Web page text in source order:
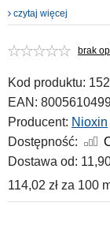
czytaj więcej
brak
Kod produktu:
EAN:
Producent: Nioxin
Dostępność:
Dostawa od:
114,02 zł za 100